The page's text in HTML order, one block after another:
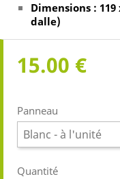
Dimensions :
dalle)
15.00 €
Panneau
Quantité